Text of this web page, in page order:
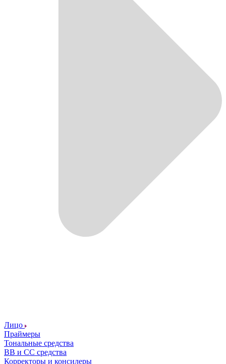
Лицо
Праймеры
Тональные средства
ВВ и СС средства
Корректоры и консилеры